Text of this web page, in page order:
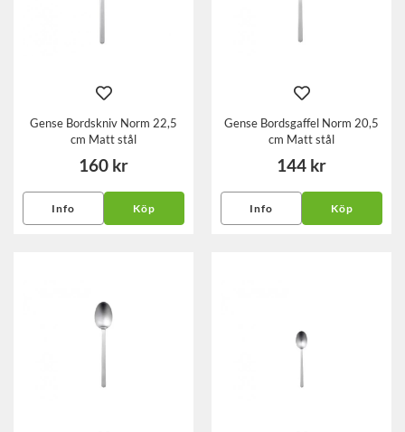
Gense Bordskniv Norm 22,5
cm Matt stål
160 kr
Info Köp
Gense Bordsgaffel Norm 20,5
cm Matt stål
144 kr
Info Köp